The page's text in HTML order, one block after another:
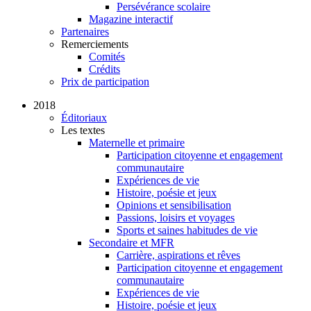
Persévérance scolaire
Magazine interactif
Partenaires
Remerciements
Comités
Crédits
Prix de participation
2018
Éditoriaux
Les textes
Maternelle et primaire
Participation citoyenne et engagement
communautaire
Expériences de vie
Histoire, poésie et jeux
Opinions et sensibilisation
Passions, loisirs et voyages
Sports et saines habitudes de vie
Secondaire et MFR
Carrière, aspirations et rêves
Participation citoyenne et engagement
communautaire
Expériences de vie
Histoire, poésie et jeux